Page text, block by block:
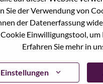
Sie der Verwendung von
der Datenerfassung
Cookie Einwilligungstool,
Erfahren Sie mehr in
powerhouse,
in 180 markets.
its success as the
optimized devices (PCs,
performance
Lenovo’s continued